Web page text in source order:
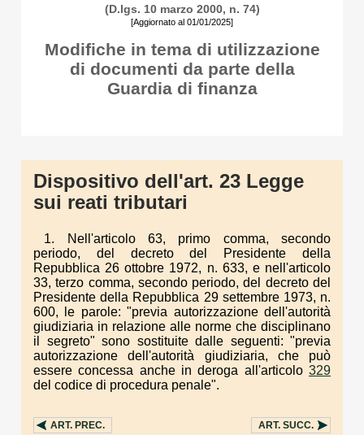
(D.lgs. 10 marzo 2000, n. 74)
[Aggiornato al 01/01/2025]
Modifiche in tema di utilizzazione
di documenti da parte della
Guardia di finanza
Dispositivo dell'art. 23 Legge
sui reati tributari
1. Nell'articolo 63, primo comma, secondo
periodo, del decreto del Presidente della
Repubblica 26 ottobre 1972, n. 633, e nell'articolo
33, terzo comma, secondo periodo, del decreto del
Presidente della Repubblica 29 settembre 1973, n.
600, le parole: "previa autorizzazione dell'autorità
giudiziaria in relazione alle norme che disciplinano
il segreto" sono sostituite dalle seguenti: "previa
autorizzazione dell'autorità giudiziaria, che può
essere concessa anche in deroga all'articolo 329
del codice di procedura penale".
ART. PREC. ART. SUCC.